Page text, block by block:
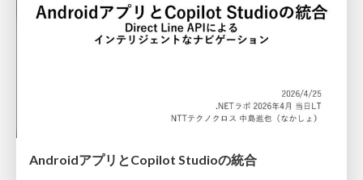
AndroidアプリとCopilot Studioの統合